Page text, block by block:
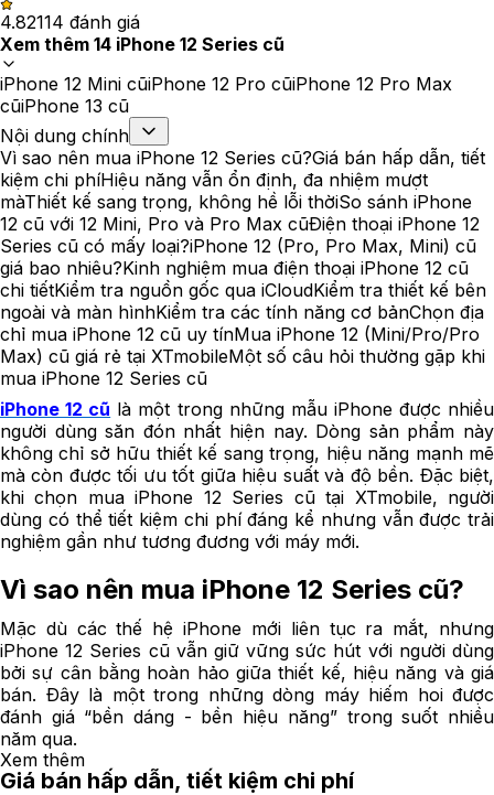
4.82114 đánh giá
Xem thêm 14 iPhone 12 Series cũ
iPhone 12 Mini cũiPhone 12 Pro cũiPhone 12 Pro Max
cũiPhone 13 cũ
Nội dung chính
Vì sao nên mua iPhone 12 Series cũ?Giá bán hấp dẫn, tiết
kiệm chi phíHiệu năng vẫn ổn định, đa nhiệm mượt
màThiết kế sang trọng, không hề lỗi thờiSo sánh iPhone
12 cũ với 12 Mini, Pro và Pro Max cũĐiện thoại iPhone 12
Series cũ có mấy loại?iPhone 12 (Pro, Pro Max, Mini) cũ
giá bao nhiêu?Kinh nghiệm mua điện thoại iPhone 12 cũ
chi tiếtKiểm tra nguồn gốc qua iCloudKiểm tra thiết kế bên
ngoài và màn hìnhKiểm tra các tính năng cơ bảnChọn địa
chỉ mua iPhone 12 cũ uy tínMua iPhone 12 (Mini/Pro/Pro
Max) cũ giá rẻ tại XTmobileMột số câu hỏi thường gặp khi
mua iPhone 12 Series cũ
iPhone 12 cũ là một trong những mẫu iPhone được nhiều
người dùng săn đón nhất hiện nay. Dòng sản phẩm này
không chỉ sở hữu thiết kế sang trọng, hiệu năng mạnh mẽ
mà còn được tối ưu tốt giữa hiệu suất và độ bền. Đặc biệt,
khi chọn mua iPhone 12 Series cũ tại XTmobile, người
dùng có thể tiết kiệm chi phí đáng kể nhưng vẫn được trải
nghiệm gần như tương đương với máy mới.
Vì sao nên mua iPhone 12 Series cũ?
Mặc dù các thế hệ iPhone mới liên tục ra mắt, nhưng
iPhone 12 Series cũ vẫn giữ vững sức hút với người dùng
bởi sự cân bằng hoàn hảo giữa thiết kế, hiệu năng và giá
bán. Đây là một trong những dòng máy hiếm hoi được
đánh giá “bền dáng - bền hiệu năng” trong suốt nhiều
năm qua.
Giá bán hấp dẫn, tiết kiệm chi phí
Xem thêm